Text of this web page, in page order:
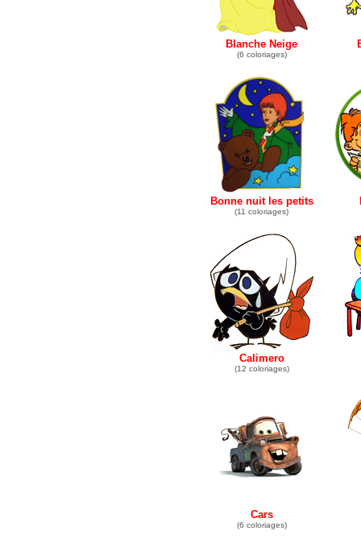
Blanche Neige
(6 coloriages)
Bonne nuit les petits
(11 coloriages)
Calimero
(12 coloriages)
Cars
(6 coloriages)